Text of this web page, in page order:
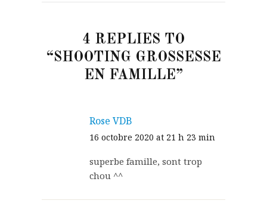
4 REPLIES TO
“SHOOTING GROSSESSE
EN FAMILLE”
Rose VDB
16 octobre 2020 at 21 h 23 min
superbe famille, sont trop
chou ^^